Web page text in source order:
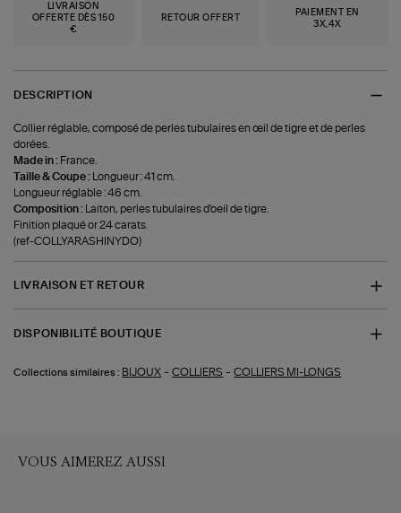
LIVRAISON
OFFERTE DÈS 150
€
RETOUR OFFERT
PAIEMENT EN
3X,4X
DESCRIPTION
Collier réglable, composé de perles tubulaires en œil de tigre et de perles
dorées.
Made in : France.
Taille & Coupe :
Longueur : 41 cm.
Longueur réglable : 46 cm.
Composition :
Laiton, perles tubulaires d'oeil de tigre.
Finition plaqué or 24 carats.
(ref-COLLYARASHINYDO)
LIVRAISON ET RETOUR
DISPONIBILITÉ BOUTIQUE
Collections similaires : BIJOUX -COLLIERS -COLLIERS MI-LONGS
VOUS AIMEREZ AUSSI